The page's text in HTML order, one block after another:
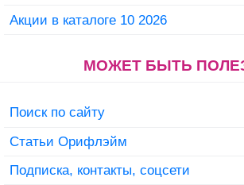
Акции в каталоге 10 2026
МОЖЕТ БЫТЬ
Поиск по сайту
Статьи Орифлэйм
Подписка, контакты, соцсети